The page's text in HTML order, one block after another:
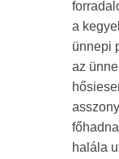
a
ünnepi
az
halála